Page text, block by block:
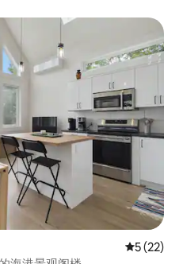
平均评分
5 (22)